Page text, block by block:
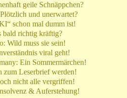
geile Schnäppchen?
und unerwartet?
schon mal dumm ist!
bald richtig kräftig?
Wild muss sie sein!
viral geht!
Ein Sommermärchen!
zum Leserbrief werden!
nicht alle vergriffen!
& Auferstehung!